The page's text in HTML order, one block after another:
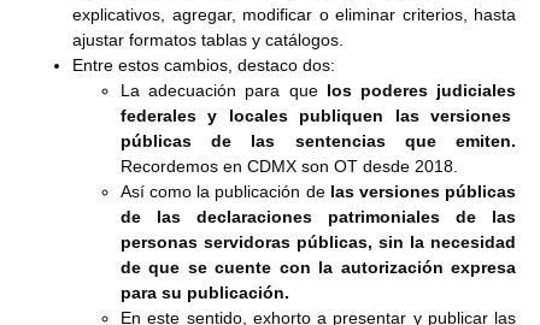
explicativos, agregar, modificar o eliminar criterios, hasta
ajustar formatos tablas y catálogos.
Entre estos cambios, destaco dos:
La adecuación para que los poderes judiciales
federales y locales publiquen las versiones
públicas de las sentencias que emiten.
Recordemos en CDMX son OT desde 2018.
Así como la publicación delas versiones públicas
de las declaraciones patrimoniales de las
personas servidoras públicas, sin la necesidad
de que se cuente con la autorización expresa
para su publicación.
En este sentido, exhorto a presentar y publicar las